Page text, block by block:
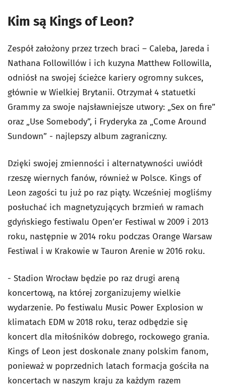
Kim są Kings of Leon?
Zespół założony przez trzech braci – Caleba, Jareda i
Nathana Followillów i ich kuzyna Matthew Followilla,
odniósł na swojej ścieżce kariery ogromny sukces,
głównie w Wielkiej Brytanii. Otrzymał 4 statuetki
Grammy za swoje najsławniejsze utwory: „Sex on fire”
oraz „Use Somebody”, i Fryderyka za „Come Around
Sundown” - najlepszy album zagraniczny.
Dzięki swojej zmienności i alternatywności uwiódł
rzeszę wiernych fanów, również w Polsce. Kings of
Leon zagości tu już po raz piąty. Wcześniej mogliśmy
posłuchać ich magnetyzujących brzmień w ramach
gdyńskiego festiwalu Open’er Festiwal w 2009 i 2013
roku, następnie w 2014 roku podczas Orange Warsaw
Festiwal i w Krakowie w Tauron Arenie w 2016 roku.
- Stadion Wrocław będzie po raz drugi areną
koncertową, na której zorganizujemy wielkie
wydarzenie. Po festiwalu Music Power Explosion w
klimatach EDM w 2018 roku, teraz odbędzie się
koncert dla miłośników dobrego, rockowego grania.
Kings of Leon jest doskonale znany polskim fanom,
ponieważ w poprzednich latach formacja gościła na
koncertach w naszym kraju za każdym razem